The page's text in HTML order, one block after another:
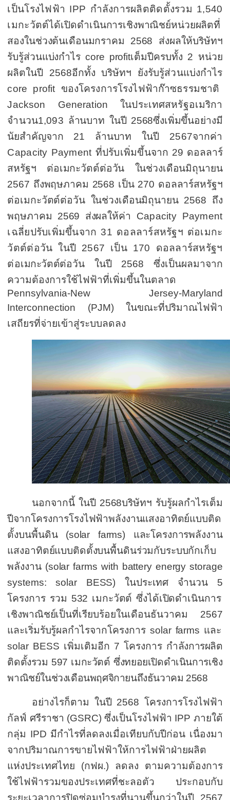
เป็นโรงไฟฟ้า IPP กำลังการผลิตติดตั้งรวม 1,540
เมกะวัตต์ได้เปิดดำเนินการเชิงพาณิชย์หน่วยผลิตที่
สองในช่วงต้นเดือนมกราคม 2568 ส่งผลให้บริษัทฯ
รับรู้ส่วนแบ่งกำไรcore profitเต็มปีครบทั้ง 2 หน่วย
ผลิตในปี 2568อีกทั้งบริษัทฯ ยังรับรู้ส่วนแบ่งกำไร
core profit ของโครงการโรงไฟฟ้าก๊าซธรรมชาติ
Jackson Generationในประเทศสหรัฐอเมริกา
จำนวน1,093 ล้านบาทในปี 2568ซึ่งเพิ่มขึ้นอย่างมี
นัยสำคัญจาก 21 ล้านบาทในปี 2567จากค่า
Capacity Payment ที่ปรับเพิ่มขึ้นจาก 29 ดอลลาร์
สหรัฐฯ ต่อเมกะวัตต์ต่อวัน ในช่วงเดือนมิถุนายน
2567 ถึงพฤษภาคม 2568 เป็น270 ดอลลาร์สหรัฐฯ
ต่อเมกะวัตต์ต่อวัน ในช่วงเดือนมิถุนายน 2568 ถึง
พฤษภาคม 2569 ส่งผลให้ค่า Capacity Payment
เฉลี่ยปรับเพิ่มขึ้นจาก 31 ดอลลาร์สหรัฐฯ ต่อเมกะ
วัตต์ต่อวัน ในปี 2567 เป็น 170 ดอลลาร์สหรัฐฯ
ต่อเมกะวัตต์ต่อวัน ในปี 2568
ซึ่งเป็นผลมาจาก
ความต้องการใช้ไฟฟ้าที่เพิ่มขึ้นในตลาด
Pennsylvania-New Jersey-Maryland
Interconnection (PJM) ในขณะที่ปริมาณไฟฟ้า
เสถียรที่จ่ายเข้าสู่ระบบลดลง
นอกจากนี้ ในปี 2568บริษัทฯ รับรู้ผลกำไรเต็ม
ปีจากโครงการโรงไฟฟ้าพลังงานแสงอาทิตย์แบบติด
ตั้งบนพื้นดิน (solar farms) และโครงการพลังงาน
แสงอาทิตย์แบบติดตั้งบนพื้นดินร่วมกับระบบกักเก็บ
พลังงาน (solar farms with battery energy storage
systems: solar BESS) ในประเทศ จำนวน5
โครงการ รวม 532 เมกะวัตต์ ซึ่งได้เปิดดำเนินการ
เชิงพาณิชย์เป็นที่เรียบร้อยในเดือนธันวาคม 2567
และเริ่มรับรู้ผลกำไรจากโครงการsolar farms และ
solar BESS เพิ่มเติมอีก 7 โครงการ กำลังการผลิต
ติดตั้งรวม 597 เมกะวัตต์ซึ่งทยอยเปิดดำเนินการเชิง
พาณิชย์ในช่วงเดือนพฤศจิกายนถึงธันวาคม 2568
อย่างไรก็ตาม ในปี 2568 โครงการโรงไฟฟ้า
กัลฟ์ ศรีราชา (GSRC)ซึ่งเป็นโรงไฟฟ้า IPP ภายใต้
กลุ่ม IPD มีกำไรที่ลดลงเมื่อเทียบกับปีก่อน เนื่องมา
จากปริมาณการขายไฟฟ้าให้การไฟฟ้าฝ่ายผลิต
แห่งประเทศไทย (กฟผ.) ลดลง ตามความต้องการ
ใช้ไฟฟ้ารวมของประเทศที่ชะลอตัว ประกอบกับ
ระยะเวลาการปิดซ่อมบำรุงที่นานขึ้นกว่าในปี 2567